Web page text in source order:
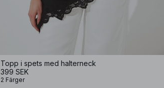
Topp i spets med halterneck
399 SEK
2 Färger